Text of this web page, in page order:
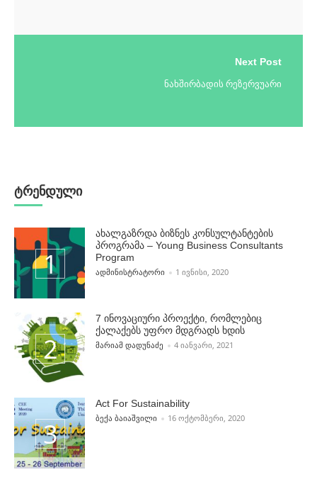
Next Post
ნახშირბადის რეზერვუარი
ტრენდული
ახალგაზრდა ბიზნეს კონსულტანტების
პროგრამა – Young Business Consultants
Program
POSTED BY
ᲐᲓᲛᲘᲜᲘᲡᲢᲠᲐᲢᲝᲠᲘ 1 ᲘᲕᲜᲘᲡᲘ, 2020
7 ინოვაციური პროექტი, რომლებიც
ქალაქებს უფრო მდგრადს ხდის
POSTED BY
ᲛᲐᲠᲘᲐᲛ ᲓᲐᲓᲣᲜᲐᲫᲔ 4 ᲘᲐᲜᲕᲐᲠᲘ, 2021
Act For Sustainability
POSTED BY
ᲑᲔᲥᲐ ᲑᲐᲘᲐᲨᲕᲘᲚᲘ 16 ᲝᲥᲢᲝᲛᲑᲔᲠᲘ, 2020